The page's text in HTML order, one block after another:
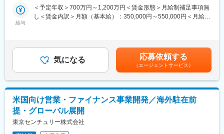
・審査部で審査スキルを磨き、上位決裁者としてロンドンやシン
ガポール等他の海外各地域の審査に異動し、更なるスキル習得を
います。入社後1～3年は東京本社での研修・実務を経て、適性や
素質に応じて海外駐在を経験いただきます。
新規開拓）
・グローバル企業向けパートナーシップの探索・組成、資本業務
等の幅広い分野を担当）
・海外現地パートナー企業と連携し、顧客への最適な金融サービ
ス提案
・グローバルビジネス拡大に向けた戦略立案・実行
・現地法規制や市場動向の調査分析、リスク管理
給与
＜予定年収＞700万円～1,200万円＜賃金形態＞月給制補足事項無
し＜賃金内訳＞月額（基本給）：350,000円～550,000円＜月給＞
です。詳細は前職、経験などに配慮して決定します。 住宅手当
に関して、一定の条件を満たす場合、最大84,000円／月賃金はあ
くまでも目安の金額であり、選考を通じて上下する可能性があり
ます。月給(月額)は固定手当を含めた表記です。
気になる 応募依頼する
（エージェントサービス）
米国向け営業・ファイナンス事業開発／海外駐在前
提・グローバル展開
東京センチュリー株式会社